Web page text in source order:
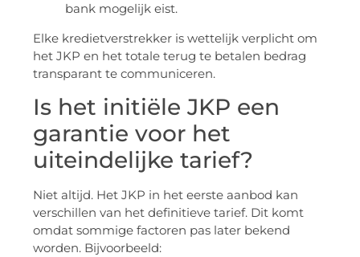
bank mogelijk eist.
Elke kredietverstrekker is wettelijk verplicht om
het JKP en het totale terug te betalen bedrag
transparant te communiceren.
Is het initiële JKP een
garantie voor het
uiteindelijke tarief?
Niet altijd. Het JKP in het eerste aanbod kan
verschillen van het definitieve tarief. Dit komt
omdat sommige factoren pas later bekend
worden. Bijvoorbeeld: